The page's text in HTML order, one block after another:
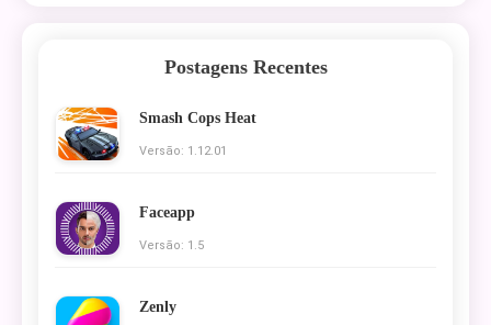
Postagens Recentes
Smash Cops Heat
Versão: 1.12.01
Faceapp
Versão: 1.5
Zenly